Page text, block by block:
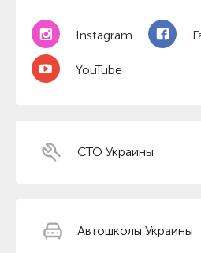
Instagram
YouTube
СТО Украины
Автошколы Украины